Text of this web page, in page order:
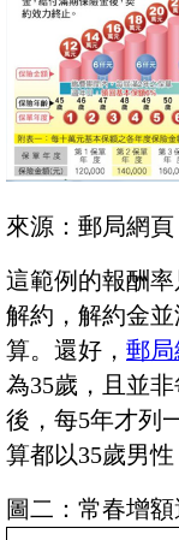
來源：郵局網頁
這範例的報酬
解約，解約金
算。還好， 郵
為35歲，且並
後，每5年才列
算都以35歲男性
圖二：常春增